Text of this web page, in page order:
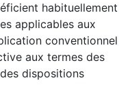
habituellement
applicables aux
conventionnel
aux termes des
dispositions